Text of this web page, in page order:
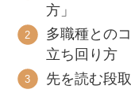
方」
多職種との
立ち回り方
先を読む段